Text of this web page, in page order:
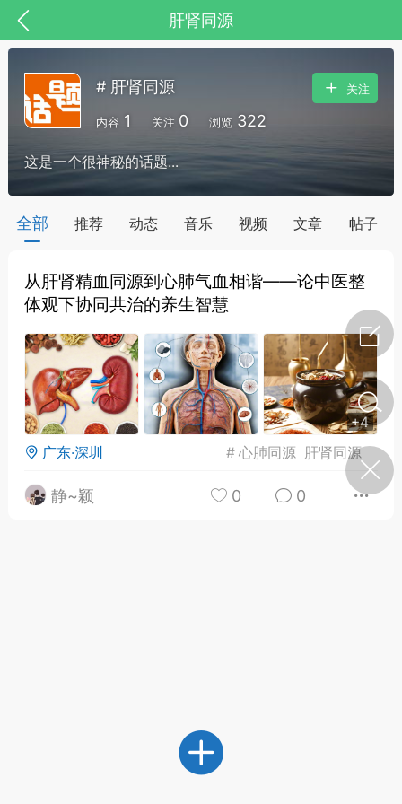
肝肾同源
，华夏中医人：家门口的中医人！
节气气象
·特急预警】关
急提示
问答
谷气行、营卫通：内经视角
下的脾胃调养要义
# 肝肾同源
内容 1 关注 0 浏览 322
关注
这是一个很神秘的话题...
全部 推荐 动态 音乐 视频 文章 帖子
从肝肾精血同源到心肺气血相谐——论中医整
体观下协同共治的养生智慧
+4
广东·深圳
#心肺同源 肝肾同源
静~颖 0 0